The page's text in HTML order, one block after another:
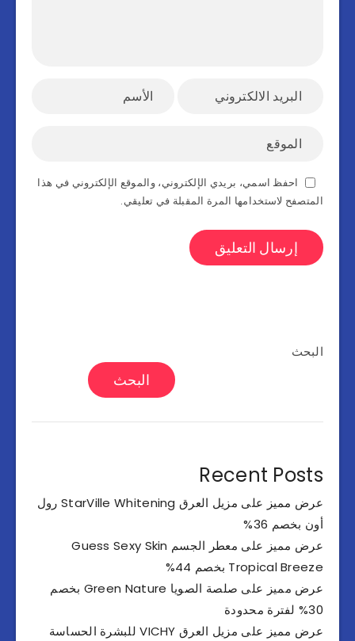
احفظ اسمي، بريدي الإلكتروني، والموقع الإلكتروني في هذا
المتصفح لاستخدامها المرة المقبلة في تعليقي.
البحث
البحث
Recent Posts
عرض مميز على مزيل العرق StarVille Whitening رول
أون بخصم 36%
عرض مميز على معطر الجسم Guess Sexy Skin
Tropical Breeze بخصم 44%
عرض مميز على صلصة الصويا Green Nature بخصم
30% لفترة محدودة
عرض مميز على مزيل العرق VICHY للبشرة الحساسة